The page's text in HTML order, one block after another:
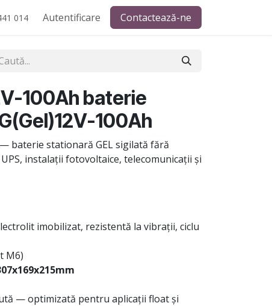
014 Autentificare Contactează-ne
100Ah baterie
100Ah
— baterie stationară GEL sigilată fără
instalații fotovoltaice, telecomunicații și
imobilizat, rezistentă la vibrații, ciclu
M6)
— optimizată pentru aplicații float și